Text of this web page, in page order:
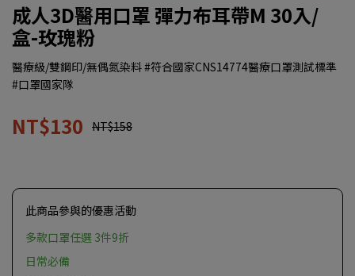
成人3D醫用口罩 彈力布耳帶M 30入/
盒-玫瑰粉
醫療級/雙鋼印/無偶氮染料 #符合國家CNS14774醫療口罩測試標準
#口罩國家隊
NT$130 NT$158
此商品參與的優惠活動
多款口罩任選 3件9折
日常必備